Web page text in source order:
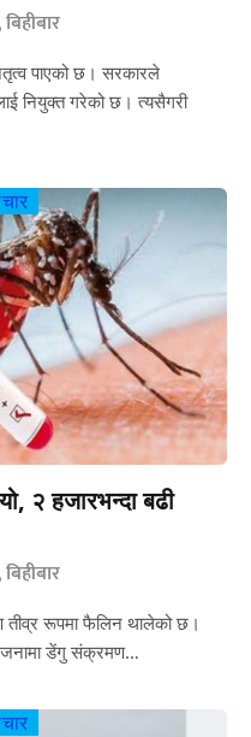
पाएको छ। सरकारले
नियुक्त गरेको छ। त्यसैगरी
२ हजारभन्दा बढी
तीव्र रूपमा फैलिन थालेको छ।
जनामा डेंगु संक्रमण…